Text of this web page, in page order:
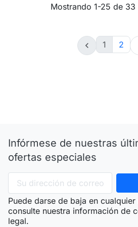
Mostrando 1-25 de
 1 2
Infórmese de nuestras
ofertas especiales
Puede darse de baja en
consulte nuestra información de
legal.